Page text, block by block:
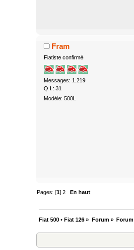
Fram
Fiatiste confirmé
Messages: 1.219
Q.I.: 31
Modèle: 500L
Pages: [1]2 En haut
Fiat 500 • Fiat 126 » Forum»